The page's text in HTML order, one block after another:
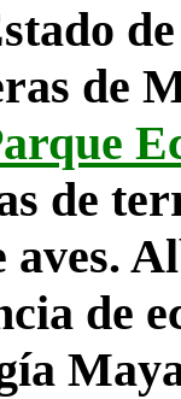
de
de
aves.
de